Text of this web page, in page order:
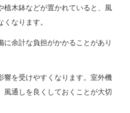
植木鉢などが置かれていると、風
なります。
余計な負担がかかることがあり
響を受けやすくなります。室外機
風通しを良くしておくことが大切